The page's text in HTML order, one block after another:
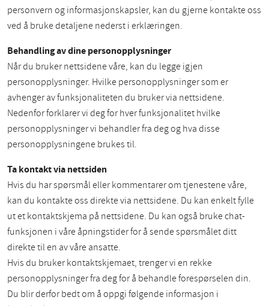
personvern og informasjonskapsler, kan du gjerne kontakte oss
ved å bruke detaljene nederst i erklæringen.
Behandling av dine personopplysninger
Når du bruker nettsidene våre, kan du legge igjen
personopplysninger. Hvilke personopplysninger som er
avhenger av funksjonaliteten du bruker via nettsidene.
Nedenfor forklarer vi deg for hver funksjonalitet hvilke
personopplysninger vi behandler fra deg og hva disse
personopplysningene brukes til.
Ta kontakt via nettsiden
Hvis du har spørsmål eller kommentarer om tjenestene våre,
kan du kontakte oss direkte via nettsidene. Du kan enkelt fylle
ut et kontaktskjema på nettsidene. Du kan også bruke chat-
funksjonen i våre åpningstider for å sende spørsmålet ditt
direkte til en av våre ansatte.
Hvis du bruker kontaktskjemaet, trenger vi en rekke
personopplysninger fra deg for å behandle forespørselen din.
Du blir derfor bedt om å oppgi følgende informasjon i